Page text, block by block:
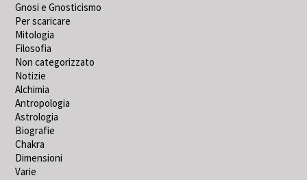
Gnosi e Gnosticismo
Per scaricare
Mitologia
Filosofia
Non categorizzato
Notizie
Alchimia
Antropologia
Astrologia
Biografie
Chakra
Dimensioni
Varie